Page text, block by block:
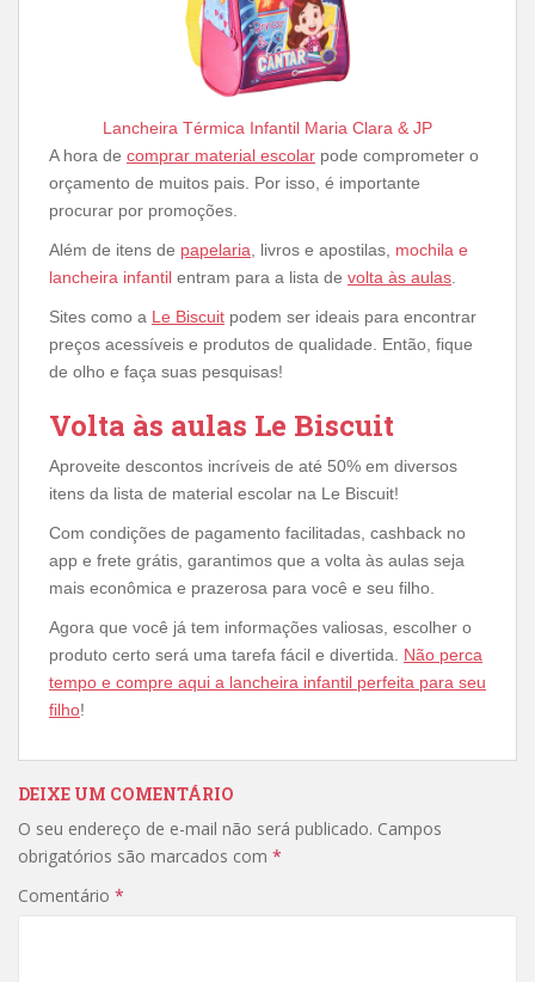
Lancheira Térmica Infantil Maria Clara & JP
A hora de comprar material escolar pode comprometer o
orçamento de muitos pais. Por isso, é importante
procurar por promoções.
Além de itens de papelaria , livros e apostilas, mochila e
lancheira infantil entram para a lista de volta às aulas
Sites como a Le Biscuit podem ser ideais para encontrar
preços acessíveis e produtos de qualidade. Então, fique
de olho e faça suas pesquisas!
Volta às aulas Le Biscuit
Aproveite descontos incríveis de até 50% em diversos
itens da lista de material escolar na Le Biscuit!
Com condições de pagamento facilitadas, cashback no
app e frete grátis, garantimos que a volta às aulas seja
mais econômica e prazerosa para você e seu filho.
Agora que você já tem informações valiosas, escolher o
produto certo será uma tarefa fácil e divertida. Não perca
tempo e compre aqui a lancheira infantil perfeita para seu
filho!
DEIXE UM COMENTÁRIO
O seu endereço de e-mail não será publicado. Campos
obrigatórios são marcados com *
Comentário *